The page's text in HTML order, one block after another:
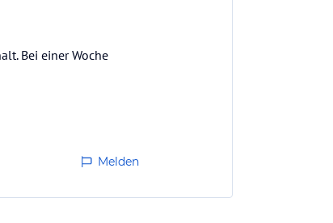
Bei einer Woche
Melden